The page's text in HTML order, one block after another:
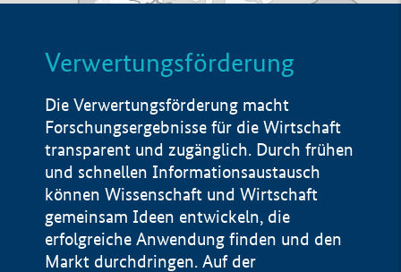
Verwertungsförderung
Die Verwertungsförderung macht
Forschungsergebnisse für die Wirtschaft
transparent und zugänglich. Durch frühen
und schnellen Informationsaustausch
können Wissenschaft und Wirtschaft
gemeinsam Ideen entwickeln, die
erfolgreiche Anwendung finden und den
Markt durchdringen. Auf der